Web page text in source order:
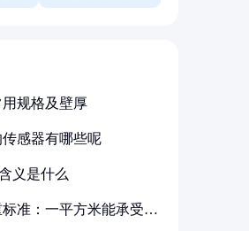
规格及壁厚
感器有哪些呢
义是什么
准：一平方米能承受多